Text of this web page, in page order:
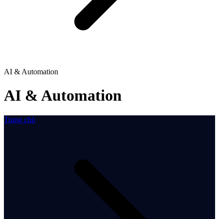
AI & Automation
AI & Automation
Trang chủ